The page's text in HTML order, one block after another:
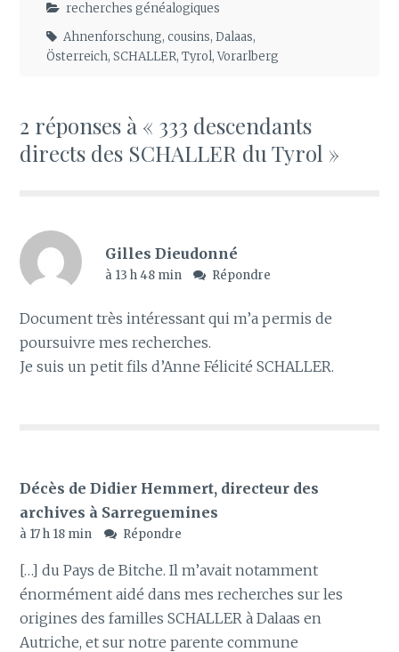
recherches généalogiques
Ahnenforschung,cousins,Dalaas,
Österreich,SCHALLER,Tyrol,Vorarlberg
2 réponses à « 333 descendants
directs des SCHALLER du Tyrol »
Gilles Dieudonné
à 13 h 48 min Répondre
Document très intéressant qui m’a permis de
poursuivre mes recherches.
Je suis un petit fils d’Anne Félicité SCHALLER.
Décès de Didier Hemmert, directeur des
archives à Sarreguemines
à 17 h 18 min Répondre
[…] du Pays de Bitche. Il m’avait notamment
énormément aidé dans mes recherches sur les
origines des familles SCHALLER à Dalaas en
Autriche, et sur notre parente commune